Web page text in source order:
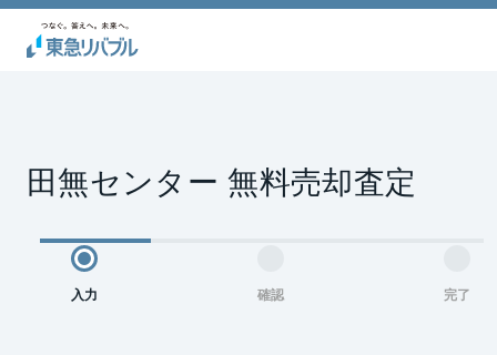
田無センター 無料売却査定
入力 確認 完了